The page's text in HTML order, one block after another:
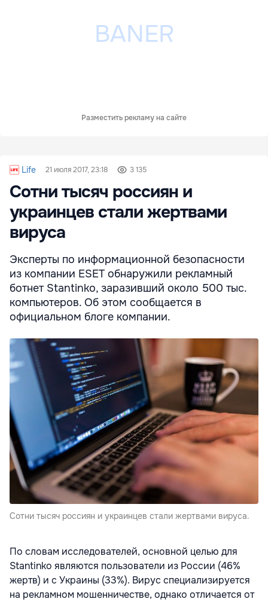
Разместить рекламу на сайте
Life 21 июля 2017, 23:18 3 135
Сотни тысяч россиян и
украинцев стали жертвами
вируса
Эксперты по информационной безопасности
из компании ESET обнаружили рекламный
ботнет Stantinko, заразивший около 500 тыс.
компьютеров. Об этом сообщается в
официальном блоге компании.
Сотни тысяч россиян и украинцев стали жертвами вируса.
По словам исследователей, основной целью для
Stantinko являются пользователи из России (46%
жертв) и с Украины (33%). Вирус специализируется
на рекламном мошенничестве, однако отличается от